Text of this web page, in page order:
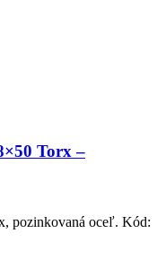
Torx –
pozinkovaná oceľ. Kód: